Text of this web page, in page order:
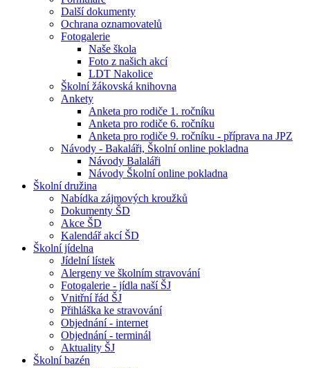
Další dokumenty
Ochrana oznamovatelů
Fotogalerie
Naše škola
Foto z našich akcí
LDT Nakolice
Školní žákovská knihovna
Ankety
Anketa pro rodiče 1. ročníku
Anketa pro rodiče 6. ročníku
Anketa pro rodiče 9. ročníku - příprava na JPZ
Návody - Bakaláři, Školní online pokladna
Návody Balaláři
Návody Školní online pokladna
Školní družina
Nabídka zájmových kroužků
Dokumenty ŠD
Akce ŠD
Kalendář akcí ŠD
Školní jídelna
Jídelní lístek
Alergeny ve školním stravování
Fotogalerie - jídla naší ŠJ
Vnitřní řád ŠJ
Přihláška ke stravování
Objednání - internet
Objednání - terminál
Aktuality ŠJ
Školní bazén